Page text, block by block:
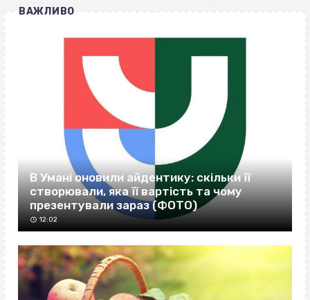
ВАЖЛИВО
В Умані оновили айдентику: скільки її
створювали, яка її вартість та чому
презентували зараз (ФОТО)
12:02